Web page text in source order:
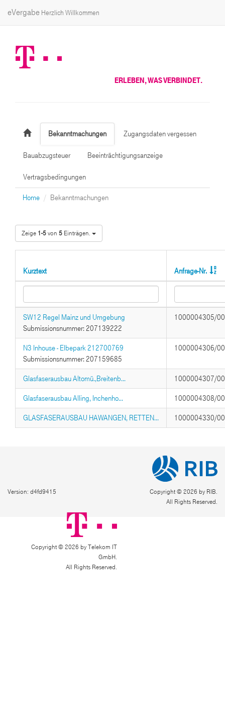
eVergabe Herzlich Willkommen
ERLEBEN, WAS VERBINDET.
Bekanntmachungen Zugangsdaten vergessen
Bauabzugsteuer Beeinträchtigungsanzeige
Vertragsbedingungen
Home Bekanntmachungen
Zeige 1-5von 5 Einträgen.
Kurztext Anfrage-Nr.
SW12 Regel Mainz und Umgebung
Submissionsnummer: 207139222
1000004305/
N3 Inhouse - Elbepark 212700769
Submissionsnummer: 207159685
1000004306/
Glasfaserausbau Altomü.,Breitenb... 1000004307/
Glasfaserausbau Alling, Inchenho... 1000004308/
GLASFASERAUSBAU HAWANGEN, RETTEN... 1000004330/
Version: d4fd9415
Copyright © 2026 by RIB.
All Rights Reserved.
Copyright © 2026 by Telekom IT
GmbH.
All Rights Reserved.